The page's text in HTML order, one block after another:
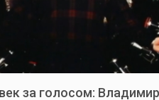
за голосом: Владимир